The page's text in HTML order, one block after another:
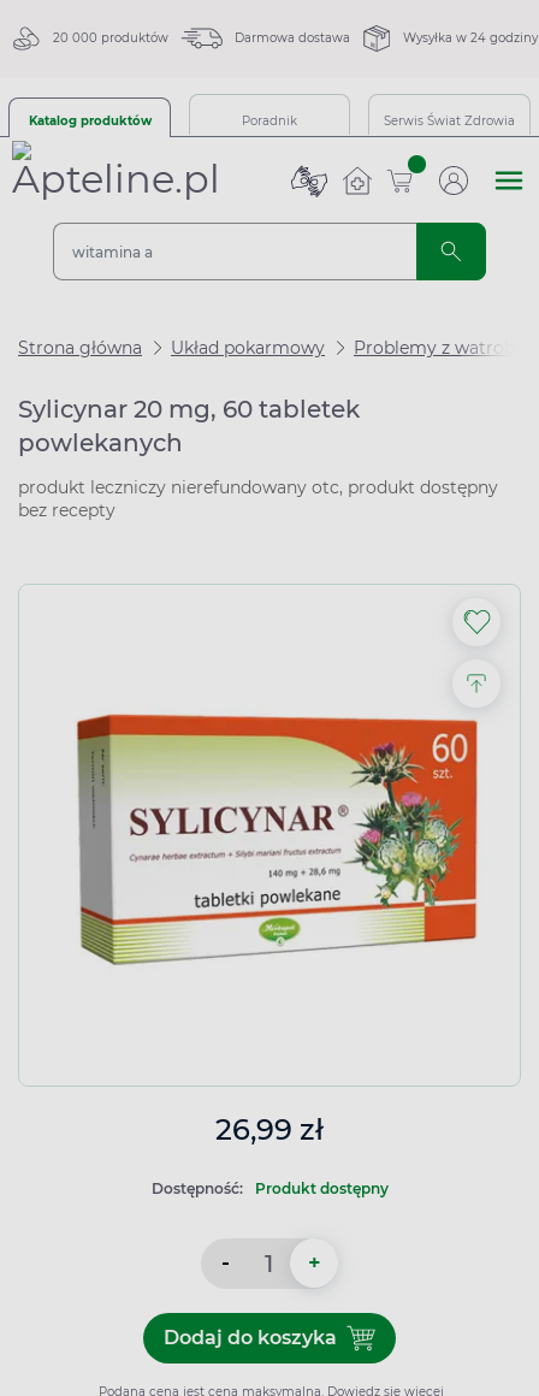
20 000 produktów Darmowa dostawa Wysyłka w 24 godziny
Katalog produktów Poradnik Serwis Świat Zdrowia
sztuk
Strona główna Układ pokarmowy Problemy z watrobą
Sylicynar 20 mg, 60 tabletek
powlekanych
produkt leczniczy nierefundowany otc, produkt dostępny
bez recepty
26,99 zł
Dostępność: Produkt dostępny
- +
Dodaj do koszykaDodaj do koszyka
Podana cena jest ceną maksymalną. Dowiedz się więcej